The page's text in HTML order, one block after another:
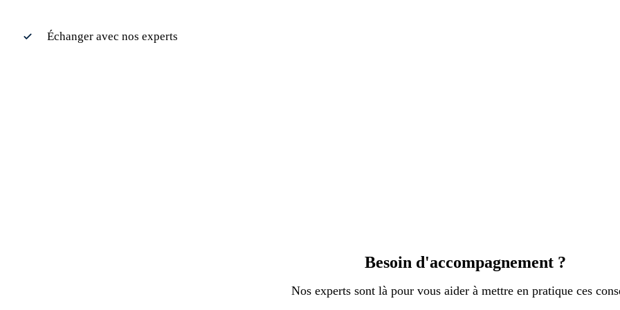
Échanger avec nos experts
Besoin d'accompagnement ?
Nos experts sont là pour vous aider à mettre en pratique ces